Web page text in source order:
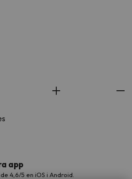
app
4,6/5 en iOS i Android.